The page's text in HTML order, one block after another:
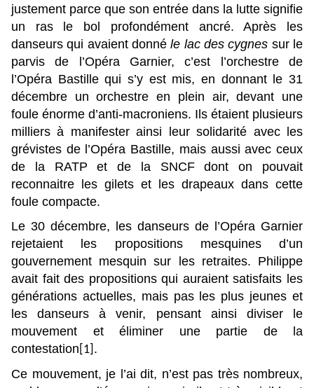
justement parce que son entrée dans la lutte signifie
un ras le bol profondément ancré. Après les
danseurs qui avaient donnéle lac des cygnes sur le
parvis de l’Opéra Garnier, c’est l’orchestre de
l’Opéra Bastille qui s’y est mis, en donnant le 31
décembre un orchestre en plein air, devant une
foule énorme d’anti-macroniens. Ils étaient plusieurs
milliers à manifester ainsi leur solidarité avec les
grévistes de l’Opéra Bastille, mais aussi avec ceux
de la RATP et de la SNCF dont on pouvait
reconnaitre les gilets et les drapeaux dans cette
foule compacte.
Le 30 décembre, les danseurs de l’Opéra Garnier
rejetaient les propositions mesquines d’un
gouvernement mesquin sur les retraites. Philippe
avait fait des propositions qui auraient satisfaits les
générations actuelles, mais pas les plus jeunes et
les danseurs à venir, pensant ainsi diviser le
mouvement et éliminer une partie de la
contestation [1] .
Ce mouvement, je l’ai dit, n’est pas très nombreux,